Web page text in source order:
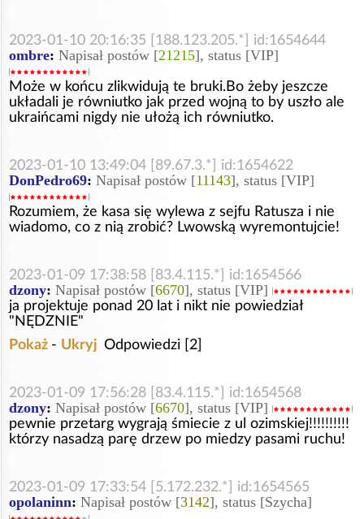
2023-01-10 20:16:35 [188.123.205.*] id:1654644
ombre: Napisał postów [21215], status [VIP]
Może w końcu zlikwidują te bruki.Bo żeby jeszcze
układali je równiutko jak przed wojną to by uszło ale
ukraińcami nigdy nie ułożą ich równiutko.
2023-01-10 13:49:04 [89.67.3.*] id:1654622
DonPedro69: Napisał postów [11143], status [VIP]
Rozumiem, że kasa się wylewa z sejfu Ratusza i nie
wiadomo, co z nią zrobić? Lwowską wyremontujcie!
2023-01-09 17:38:58 [83.4.115.*] id:1654566
dzony: Napisał postów [6670], status [VIP]
ja projektuje ponad 20 lat i nikt nie powiedział
"NĘDZNIE"
Pokaż - Ukryj Odpowiedzi [2]
2023-01-09 17:56:28 [83.4.115.*] id:1654568
dzony: Napisał postów [6670], status [VIP]
pewnie przetarg wygrają śmiecie z ul ozimskiej!!!!!!!!!!
którzy nasadzą parę drzew po miedzy pasami ruchu!
2023-01-09 17:33:54 [5.172.232.*] id:1654565
opolaninn: Napisał postów [3142], status [Szycha]